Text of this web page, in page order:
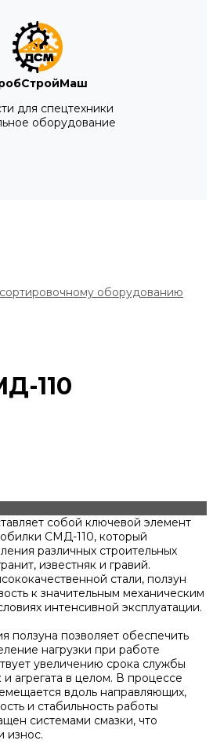
для спецтехники
оборудование
оборудованию
110
собой ключевой элемент
СМД-110, который
различных строительных
известняк и гравий.
стали, ползун
к значительным механическим
интенсивной эксплуатации.
ползуна позволяет обеспечить
нагрузки при работе
увеличению срока службы
и агрегата в целом. В процессе
вдоль направляющих,
и стабильность работы
системами смазки, что
износ.